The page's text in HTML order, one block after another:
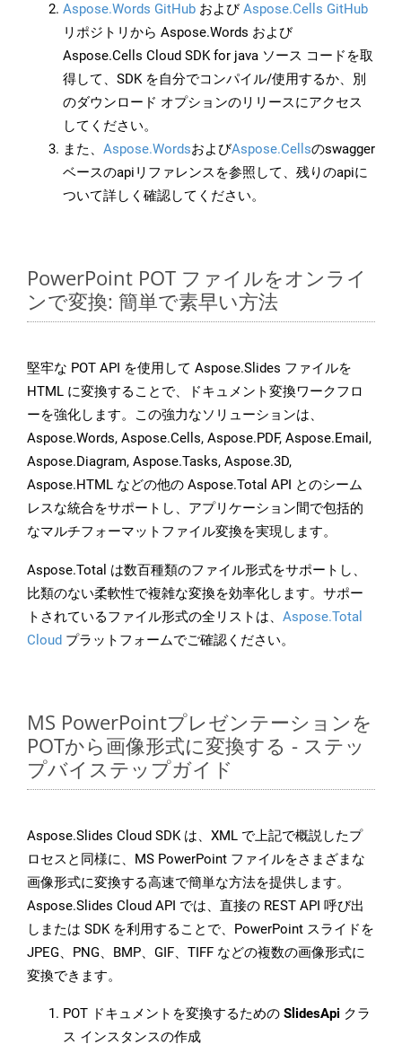
Aspose.Words GitHub およびAspose.Cells GitHub
リポジトリから Aspose.Words および
Aspose.Cells Cloud SDK for java ソース コードを取
得して、SDK を自分でコンパイル/使用するか、別
のダウンロード オプションのリリースにアクセス
してください。
また、 Aspose.WordsおよびAspose.Cellsのswagger
ベースのapiリファレンスを参照して、残りのapiに
ついて詳しく確認してください。
PowerPoint POT ファイルをオンライ
ンで変換: 簡単で素早い方法
堅牢な POT API を使用して Aspose.Slides ファイルを
HTML に変換することで、ドキュメント変換ワークフロ
ーを強化します。この強力なソリューションは、
Aspose.Words, Aspose.Cells, Aspose.PDF, Aspose.Email,
Aspose.Diagram, Aspose.Tasks, Aspose.3D,
Aspose.HTML などの他の Aspose.Total API とのシーム
レスな統合をサポートし、アプリケーション間で包括的
なマルチフォーマットファイル変換を実現します。
Aspose.Total は数百種類のファイル形式をサポートし、
比類のない柔軟性で複雑な変換を効率化します。サポー
トされているファイル形式の全リストは、 Aspose.Total
Cloud プラットフォームでご確認ください。
MS PowerPointプレゼンテーションを
POTから画像形式に変換する - ステッ
プバイステップガイド
Aspose.Slides Cloud SDK は、XML で上記で概説したプ
ロセスと同様に、MS PowerPoint ファイルをさまざまな
画像形式に変換する高速で簡単な方法を提供します。
Aspose.Slides Cloud API では、直接の REST API 呼び出
しまたは SDK を利用することで、PowerPoint スライドを
JPEG、PNG、BMP、GIF、TIFF などの複数の画像形式に
変換できます。
POT ドキュメントを変換するための SlidesApi クラ
ス インスタンスの作成